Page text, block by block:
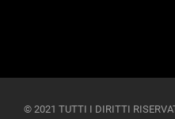
© 2021 TUTTI I DIRITTI